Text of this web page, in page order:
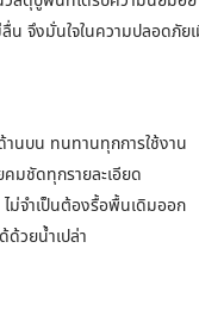
น จึงมั่นใจในความปลอดภั
นบน ทนทานทุกการใช้งาน
ชัดทุกรายละเอียด
ม่จำเป็นต้องรื้อพื้นเดิมออก
ด้วยน้ำเปล่า